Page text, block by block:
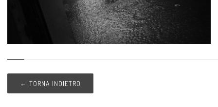
← TORNA INDIETRO